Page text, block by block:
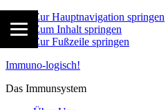
Zur Hauptnavigation springen
Zum Inhalt springen
Zur Fußzeile springen
Immuno-logisch!
Das Immunsystem